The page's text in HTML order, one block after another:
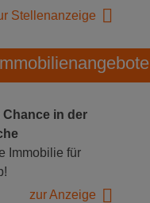
Stellenanzeige
Chance in der
Immobilie für
zur Anzeige